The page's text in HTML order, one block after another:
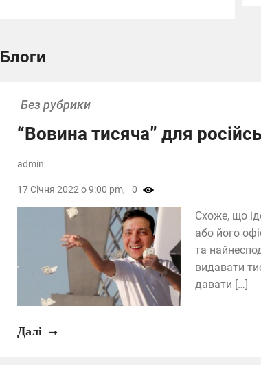
Блоги
Без рубрики
“Вовина тисяча” для
Схоже, що
або його
та
видавати
давати […]
admin
17 Січня 2022 о 9:00 pm, 0
Далі